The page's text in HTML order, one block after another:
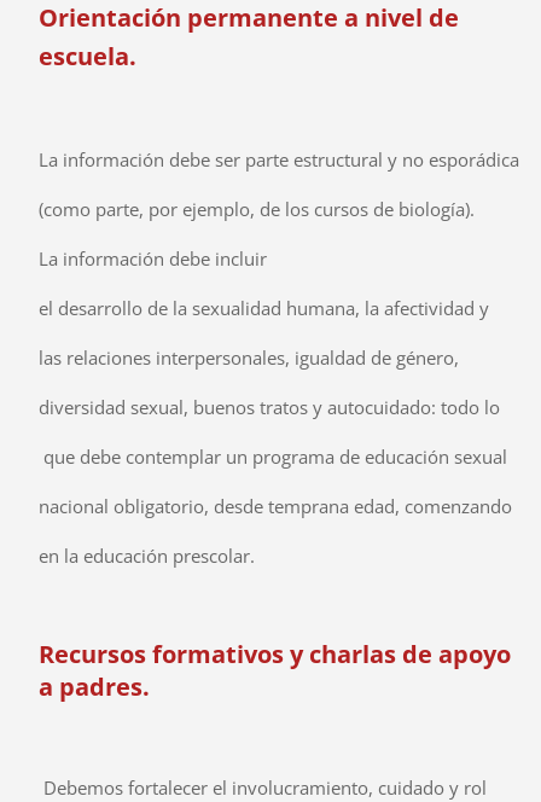
Orientación permanente a nivel de
escuela.
La información debe ser parte estructural y no esporádica
(como parte, por ejemplo, de los cursos de biología).
La información debe incluir
el desarrollo de la sexualidad humana, la afectividad y
las relaciones interpersonales, igualdad de género,
diversidad sexual, buenos tratos y autocuidado: todo lo
que debe contemplar un programa de educación sexual
nacional obligatorio, desde temprana edad, comenzando
en la educación prescolar.
Recursos formativos y charlas de apoyo
a padres.
Debemos fortalecer el involucramiento, cuidado y rol